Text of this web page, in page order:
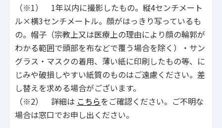
（※1） 1年以内に撮影したもの。縦4センチメート
ル×横3センチメートル。顔がはっきり写っているも
の。帽子（宗教上又は医療上の理由により顔の輪郭が
わかる範囲で頭部を布などで覆う場合を除く）・サン
グラス・マスクの着用、薄い紙に印刷したもの等、に
じみや破損しやすい紙質のものはご遠慮ください。差
し替えを求める場合がございます。
（※2） 詳細は こちらをご確認ください。ご不明な
場合は窓口でお申し出ください。